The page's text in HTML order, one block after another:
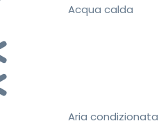
Acqua calda
Aria condizionata